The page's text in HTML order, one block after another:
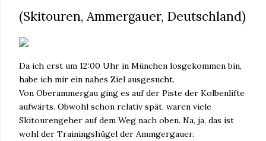
(Skitouren, Ammergauer, Deutschland)
Da ich erst um 12:00 Uhr in München losgekommen bin,
habe ich mir ein nahes Ziel ausgesucht.
Von Oberammergau ging es auf der Piste der Kolbenlifte
aufwärts. Obwohl schon relativ spät, waren viele
Skitourengeher auf dem Weg nach oben. Na, ja, das ist
wohl der Trainingshügel der Ammgergauer.